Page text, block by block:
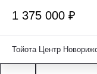
1 375 000 ₽
Тойота Центр